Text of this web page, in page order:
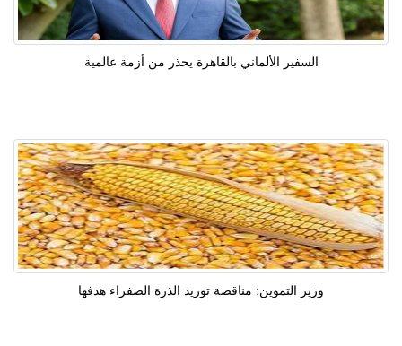
السفير الألماني بالقاهرة يحذر من أزمة عالمية
وزير التموين: مناقصة توريد الذرة الصفراء هدفها